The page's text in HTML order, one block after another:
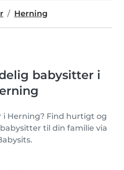
Herning
babysitter i
i Herning? Find hurtigt og
til din familie via